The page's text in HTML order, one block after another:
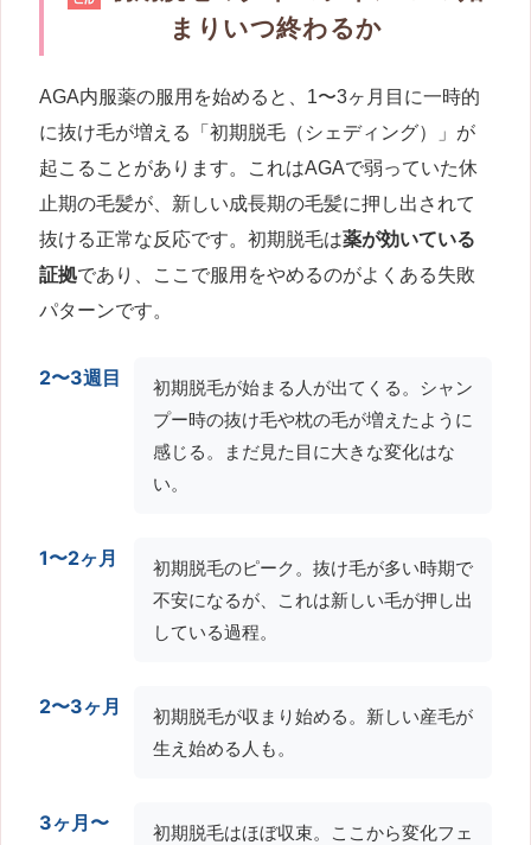
まりいつ終わるか
AGA内服薬の服用を始めると、1〜3ヶ月目に一時的
に抜け毛が増える「初期脱毛（シェディング）」が
起こることがあります。これはAGAで弱っていた休
止期の毛髪が、新しい成長期の毛髪に押し出されて
抜ける正常な反応です。初期脱毛は薬が効いている
証拠であり、ここで服用をやめるのがよくある失敗
パターンです。
2〜3週目
初期脱毛が始まる人が出てくる。シャン
プー時の抜け毛や枕の毛が増えたように
感じる。まだ見た目に大きな変化はな
い。
1〜2ヶ月
初期脱毛のピーク。抜け毛が多い時期で
不安になるが、これは新しい毛が押し出
している過程。
2〜3ヶ月
初期脱毛が収まり始める。新しい産毛が
生え始める人も。
3ヶ月〜
初期脱毛はほぼ収束。ここから変化フェ